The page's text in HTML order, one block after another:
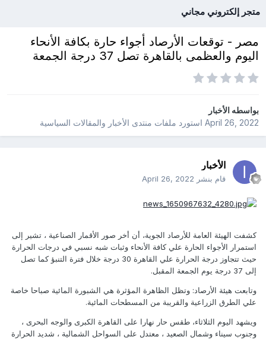
متجر إلكتروني مجاني
مصر - توقعات الأرصاد أجواء حارة بكافة الأنحاء
اليوم والعظمى بالقاهرة تصل 37 درجة الجمعة
بواسطهالأخبار
April 26, 2022استورد ملفات منتدى الأخبار والمقالات السياسية
الأخبار
قام بنشر April 26, 2022
كشفت الهيئة العامة للأرصاد الجوية، أن أخر صور الأقمار الصناعية ، تشير إلى
استمرار الأجواء الحارة علي كافة الأنحاء وثبات شبه نسبي في درجات الحرارة
حيث تتجاوز درجة الحرارة علي القاهرة 30 درجة خلال فترة التنبؤ كما تصل
إلى 37 درجة يوم الجمعة المقبل.
وتابعت هيئة الأرصاد: وتظل الظاهرة المؤثرة هي الشبورة المائية صباحا خاصة
علي الطرق الزراعية والقريبة من المسطحات المائية.
ويشهد اليوم الثلاثاء، طقس حار نهارا على القاهرة الكبرى والوجه البحرى ،
وجنوب سيناء وشمال الصعيد ، معتدل على السواحل الشمالية ، شديد الحرارة